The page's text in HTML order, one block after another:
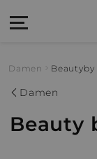
Damen Beautyby
Damen
Beauty